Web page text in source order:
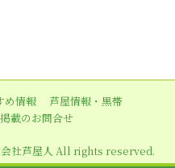
め情報
芦屋情報・黒帯
載のお問合せ
社芦屋人 All rights reserved.